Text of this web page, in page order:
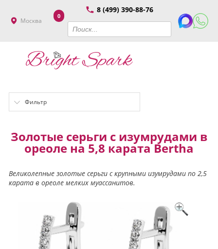
Москва
8 (499) 390-88-76
0
Фильтр
Золотые серьги с изумрудами в
ореоле на 5,8 карата Bertha
Великолепные золотые серьги с крупными изумрудами по 2,5
карата в ореоле мелких муассанитов.